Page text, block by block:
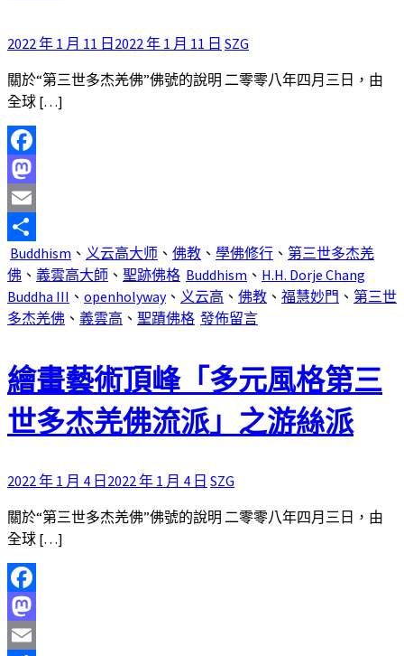
2022 年 1 月 11 日 2022 年 1 月 11 日 SZG
關於“第三世多杰羌佛”佛號的說明 二零零八年四月三日，由
全球 […]
Facebook
Mastodon
Email
分
享
Buddhism 、 义云高大师 、 佛教 、 學佛修行 、 第三世多杰羌
佛 、 義雲高大師 、 聖跡佛格 Buddhism 、 H.H. Dorje Chang
Buddha III 、 openholyway、 义云高 、 佛教 、 福慧妙門 、 第三世
多杰羌佛 、 義雲高 、 聖蹟佛格 發佈留言
繪畫藝術頂峰「多元風格第三
世多杰羌佛流派」之游絲派
2022 年 1 月 4 日 2022 年 1 月 4 日 SZG
關於“第三世多杰羌佛”佛號的說明 二零零八年四月三日，由
全球 […]
Facebook
Mastodon